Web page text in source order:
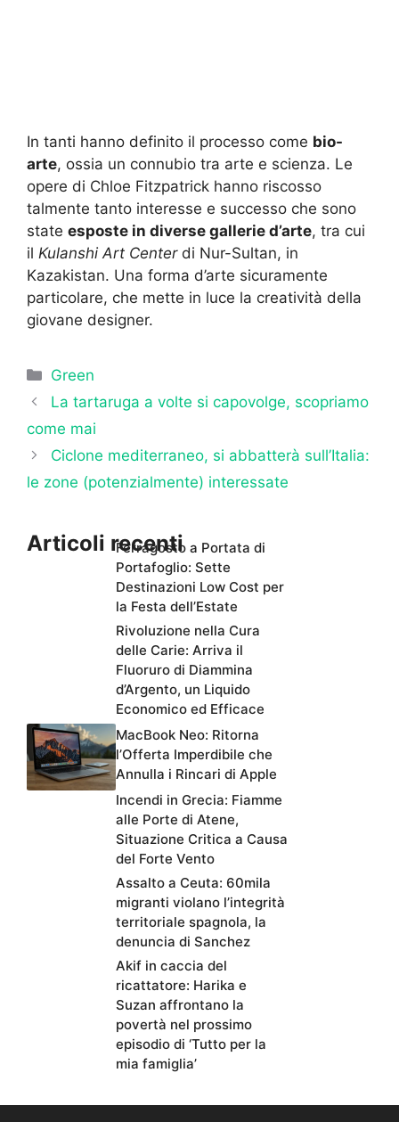
In tanti hanno definito il processo come bio-
arte, ossia un connubio tra arte e scienza. Le
opere di Chloe Fitzpatrick hanno riscosso
talmente tanto interesse e successo che sono
state esposte in diverse gallerie d’arte, tra cui
il Kulanshi Art Centerdi Nur-Sultan, in
Kazakistan. Una forma d’arte sicuramente
particolare, che mette in luce la creatività della
giovane designer.
Categorie
Green
La tartaruga a volte si capovolge, scopriamo
come mai
Ciclone mediterraneo, si abbatterà sull’Italia:
le zone (potenzialmente) interessate
Articoli recentiFerragosto a Portata di
Portafoglio: Sette
Destinazioni Low Cost per
la Festa dell’Estate
Rivoluzione nella Cura
delle Carie: Arriva il
Fluoruro di Diammina
d’Argento, un Liquido
Economico ed Efficace
MacBook Neo: Ritorna
l’Offerta Imperdibile che
Annulla i Rincari di Apple
Incendi in Grecia: Fiamme
alle Porte di Atene,
Situazione Critica a Causa
del Forte Vento
Assalto a Ceuta: 60mila
migranti violano l’integrità
territoriale spagnola, la
denuncia di Sanchez
Akif in caccia del
ricattatore: Harika e
Suzan affrontano la
povertà nel prossimo
episodio di ‘Tutto per la
mia famiglia’